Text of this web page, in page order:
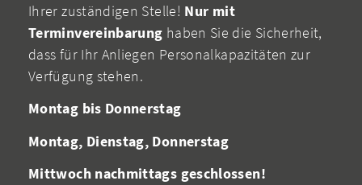
Ihrer zuständigen Stelle! Nur mit
Terminvereinbarung haben Sie die Sicherheit,
dass für Ihr Anliegen Personalkapazitäten zur
Verfügung stehen.
Montag bis Donnerstag
Montag, Dienstag, Donnerstag
Mittwoch nachmittags geschlossen!